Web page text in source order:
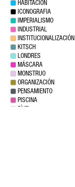
HABITACIÓN
ICONOGRAFIA
IMPERIALISMO
INDUSTRIAL
INSTITUCIONALIZACIÓN
KITSCH
LONDRES
MÁSCARA
MONSTRUO
ORGANIZACIÓN
PENSAMIENTO
PISCINA